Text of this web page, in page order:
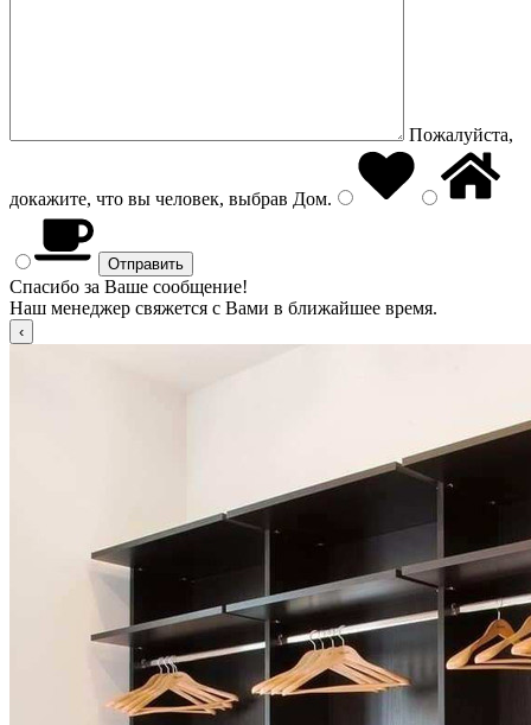
Пожалуйста,
докажите, что вы человек, выбрав Дом.
Спасибо за Ваше сообщение!
Наш менеджер свяжется с Вами в ближайшее время.